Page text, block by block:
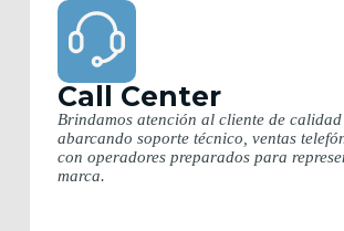
Call Center
Brindamos atención al cliente de calidad
abarcando soporte técnico, ventas
con operadores preparados para
marca.